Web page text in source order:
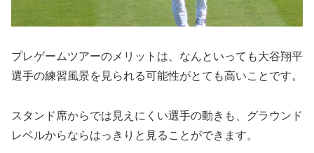
プレゲームツアーのメリットは、なんといっても大谷翔平
選手の練習風景を見られる可能性がとても高いことです。
スタンド席からでは見えにくい選手の動きも、グラウンド
レベルからならはっきりと見ることができます。